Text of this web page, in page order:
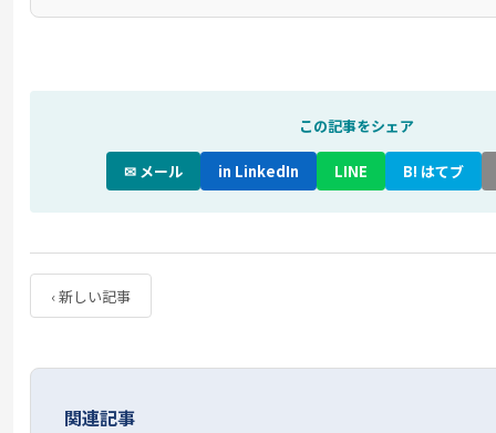
この記事をシェア
✉ メール in LinkedIn LINE B! はてブ
‹ 新しい記事
関連記事